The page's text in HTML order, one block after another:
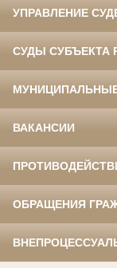
УПРАВЛЕНИЕ
СУДЫ СУБЪЕКТА
ВАКАНСИИ
ОБРАЩЕНИЯ